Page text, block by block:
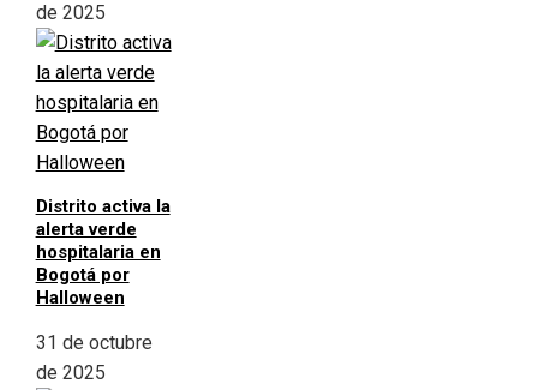
de 2025
Distrito activa la
alerta verde
hospitalaria en
Bogotá por
Halloween
31 de octubre
de 2025